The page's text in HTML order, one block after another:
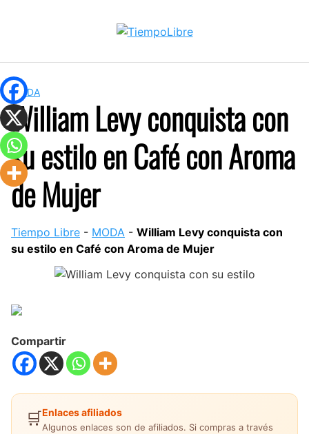
MODA
William Levy conquista con
su estilo en Café con Aroma
de Mujer
Tiempo Libre - MODA - William Levy conquista con
su estilo en Café con Aroma de Mujer
Compartir
🛒Enlaces afiliados
Algunos enlaces son de afiliados. Si compras a través